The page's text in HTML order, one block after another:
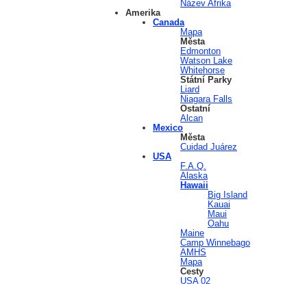
Název Afrika
Amerika
Canada
Mapa
Města
Edmonton
Watson Lake
Whitehorse
Státní Parky
Liard
Niagara Falls
Ostatní
Alcan
Mexico
Města
Cuidad Juárez
USA
F.A.Q.
Alaska
Hawaii
Big Island
Kauai
Maui
Oahu
Maine
Camp Winnebago
AMHS
Mapa
Cesty
USA 02